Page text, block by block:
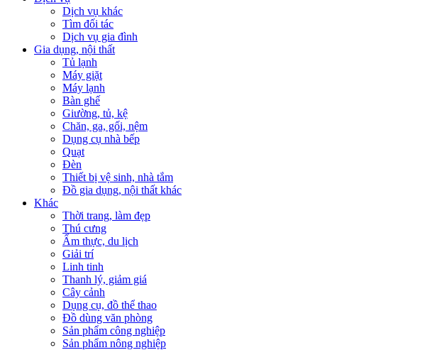
Dịch vụ khác
Tìm đối tác
Dịch vụ gia đình
Gia dụng, nội thất
Tủ lạnh
Máy giặt
Máy lạnh
Bàn ghế
Giường, tủ, kệ
Chăn, ga, gối, nệm
Dụng cụ nhà bếp
Quạt
Đèn
Thiết bị vệ sinh, nhà tắm
Đồ gia dụng, nội thất khác
Khác
Thời trang, làm đẹp
Thú cưng
Ẩm thực, du lịch
Giải trí
Linh tinh
Thanh lý, giảm giá
Cây cảnh
Dụng cụ, đồ thể thao
Đồ dùng văn phòng
Sản phẩm công nghiệp
Sản phẩm nông nghiệp